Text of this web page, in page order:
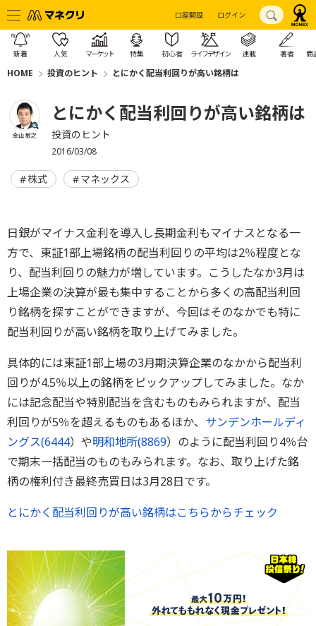
口座開設 ログイン
新着 人気 マーケット 特集 初心者 ライフデザイン 連載 著者 商
HOME 投資のヒント とにかく配当利回りが高い銘柄は
金山 敏之
とにかく配当利回りが高い銘柄は
投資のヒント
2016/03/08
株式 マネックス
日銀がマイナス金利を導入し長期金利もマイナスとなる一
方で、東証1部上場銘柄の配当利回りの平均は2％程度とな
り、配当利回りの魅力が増しています。こうしたなか3月は
上場企業の決算が最も集中することから多くの高配当利回
り銘柄を探すことができますが、今回はそのなかでも特に
配当利回りが高い銘柄を取り上げてみました。
具体的には東証1部上場の3月期決算企業のなかから配当利
回りが4.5％以上の銘柄をピックアップしてみました。なか
には記念配当や特別配当を含むものもみられますが、配当
利回りが5％を超えるものもあるほか、 サンデンホールディ
ングス(6444）や明和地所(8869）のように配当利回り4％台
で期末一括配当のものもみられます。なお、取り上げた銘
柄の権利付き最終売買日は3月28日です。
とにかく配当利回りが高い銘柄はこちらからチェック